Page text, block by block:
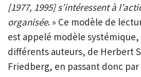
[1977, 1995] s’intéressent à
organisée. » Ce modèle de
est appelé modèle
différents auteurs, de Herbert
Friedberg, en passant donc par